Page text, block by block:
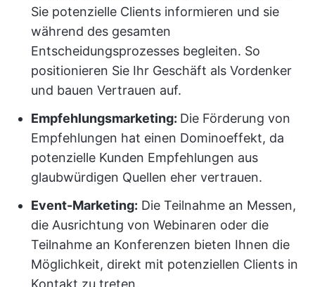
Sie potenzielle Clients informieren und sie
während des gesamten
Entscheidungsprozesses begleiten. So
positionieren Sie Ihr Geschäft als Vordenker
und bauen Vertrauen auf.
Empfehlungsmarketing: Die Förderung von
Empfehlungen hat einen Dominoeffekt, da
potenzielle Kunden Empfehlungen aus
glaubwürdigen Quellen eher vertrauen.
Event-Marketing: Die Teilnahme an Messen,
die Ausrichtung von Webinaren oder die
Teilnahme an Konferenzen bieten Ihnen die
Möglichkeit, direkt mit potenziellen Clients in
Kontakt zu treten.